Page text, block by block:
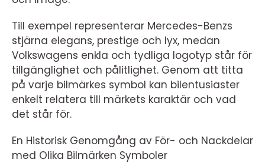
Till exempel representerar Mercedes-Benzs
stjärna elegans, prestige och lyx, medan
Volkswagens enkla och tydliga logotyp står för
tillgänglighet och pålitlighet. Genom att titta
på varje bilmärkes symbol kan bilentusiaster
enkelt relatera till märkets karaktär och vad
det står för.
En Historisk Genomgång av För- och Nackdelar
med Olika Bilmärken Symboler